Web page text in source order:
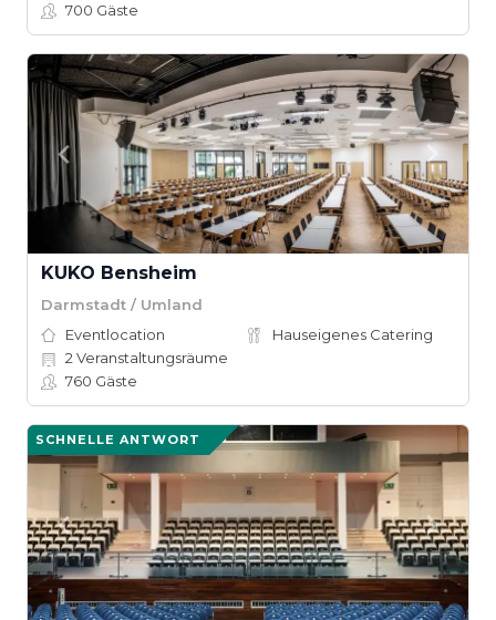
700 Gäste
KUKO Bensheim
Darmstadt / Umland
Eventlocation
Hauseigenes Catering
2 Veranstaltungsräume
760 Gäste
SCHNELLE ANTWORT